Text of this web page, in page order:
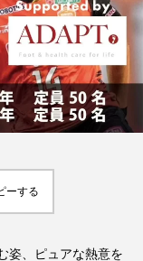
資格取得方法
くご紹介！
おおぱ
お腹
ーする
姿、ピュアな熱意を